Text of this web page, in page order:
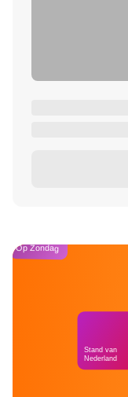
Op Zondag
Stand van
Nederland